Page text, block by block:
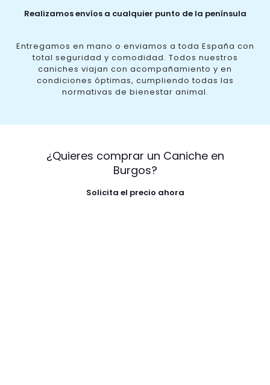
Realizamos envíos a cualquier punto de la península
Entregamos en mano o enviamos a toda España con
total seguridad y comodidad. Todos nuestros
caniches viajan con acompañamiento y en
condiciones óptimas, cumpliendo todas las
normativas de bienestar animal.
¿Quieres comprar un Caniche en
Burgos?
Solicita el precio ahora